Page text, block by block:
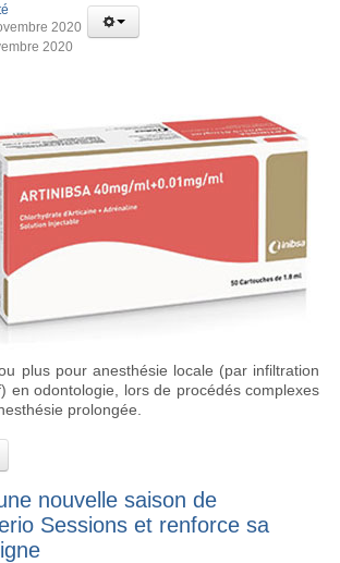
2020
2020
plus pour anesthésie locale (par infiltration
en odontologie, lors de procédés complexes
prolongée.
nouvelle saison de
Sessions et renforce sa